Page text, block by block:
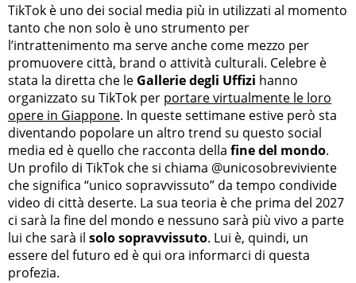
TikTok è uno dei social media più in utilizzati al momento
tanto che non solo è uno strumento per
l’intrattenimento ma serve anche come mezzo per
promuovere città, brand o attività culturali. Celebre è
stata la diretta che le Gallerie degli Uffizi hanno
organizzato su TikTok per portare virtualmente le loro
opere in Giappone. In queste settimane estive però sta
diventando popolare un altro trend su questo social
media ed è quello che racconta della fine del mondo.
Un profilo di TikTok che si chiama @unicosobreviviente
che significa “unico sopravvissuto” da tempo condivide
video di città deserte. La sua teoria è che prima del 2027
ci sarà la fine del mondo e nessuno sarà più vivo a parte
lui che sarà il solo sopravvissuto. Lui è, quindi, un
essere del futuro ed è qui ora informarci di questa
profezia.